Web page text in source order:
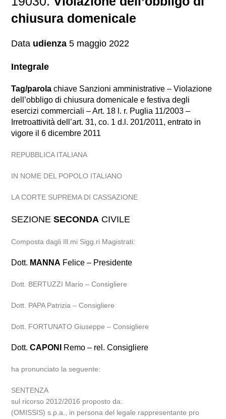
chiusura domenicale
Data udienza 5 maggio 2022
Integrale
Tag/parola chiave Sanzioni amministrative – Violazione
dell’obbligo di chiusura domenicale e festiva degli
esercizi commerciali – Art. 18 l. r. Puglia 11/2003 –
Irretroattività dell’art. 31, co. 1 d.l. 201/2011, entrato in
vigore il 6 dicembre 2011
REPUBBLICA ITALIANA
IN NOME DEL POPOLO ITALIANO
LA CORTE SUPREMA DI CASSAZIONE
SEZIONESECONDA CIVILE
Composta dagli Ill.mi Sigg.ri Magistrati:
Dott. MANNA Felice – Presidente
Dott. BERTUZZI Mario – Consigliere
Dott. PAPA Patrizia – Consigliere
Dott. FORTUNATO Giuseppe – Consigliere
Dott.CAPONI Remo – rel. Consigliere
ha pronunciato la seguente:
SENTENZA
sul ricorso 2012/2016 proposto da:
(OMISSIS) s.p.a., in persona del legale rappresentante pro